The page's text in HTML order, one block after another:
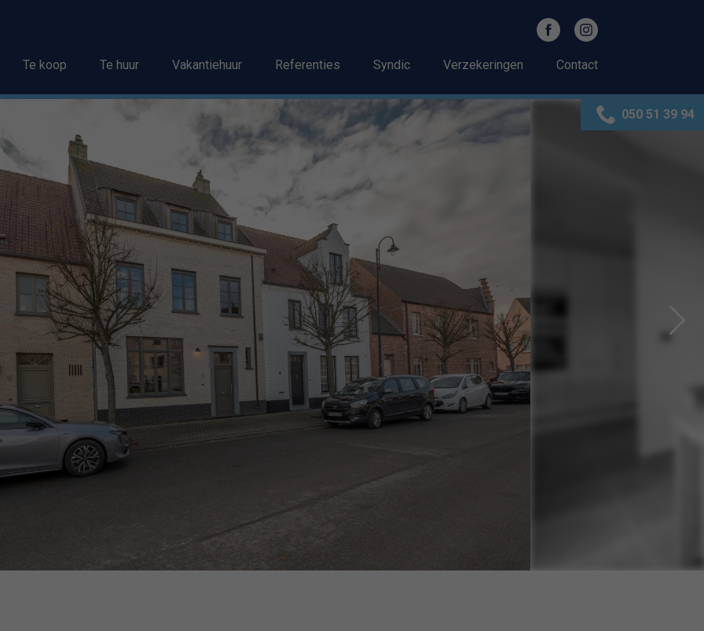
Te koop Te huur Vakantiehuur Referenties Syndic Verzekeringen Contact
050 51 39 94